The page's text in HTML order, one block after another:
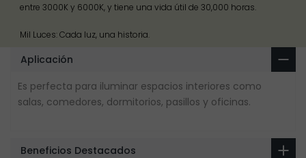
entre 3000K y 6000K, y tiene una vida útil de 30,000 horas.
Mil Luces: Cada luz, una historia.
Aplicación
Es perfecta para iluminar espacios interiores como
salas, comedores, dormitorios, pasillos y oficinas.
Beneficios Destacados